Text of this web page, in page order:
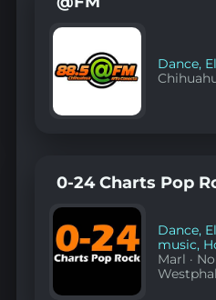
Dance,
0-24 Charts Pop
Dance,
music,
Marl ·